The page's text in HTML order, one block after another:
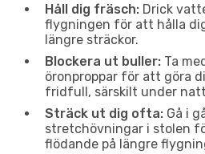
Håll dig fräsch: Drick
flygningen för att hålla
längre sträckor.
Blockera ut buller: Ta
öronproppar för att göra
fridfull, särskilt under
Sträck ut dig ofta: Gå i
stretchövningar i stolen
flödande på längre